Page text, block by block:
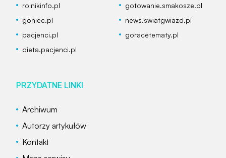
rolnikinfo.pl
gotowanie.smakosze.pl
goniec.pl
news.swiatgwiazd.pl
pacjenci.pl
goracetematy.pl
dieta.pacjenci.pl
PRZYDATNE LINKI
Archiwum
Autorzy artykułów
Kontakt